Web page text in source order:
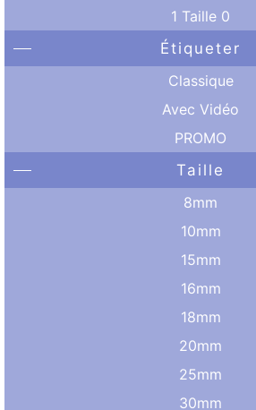
1 Taille 0
Étiqueter
Classique
Avec Vidéo
PROMO
Taille
8mm
10mm
15mm
16mm
18mm
20mm
25mm
30mm